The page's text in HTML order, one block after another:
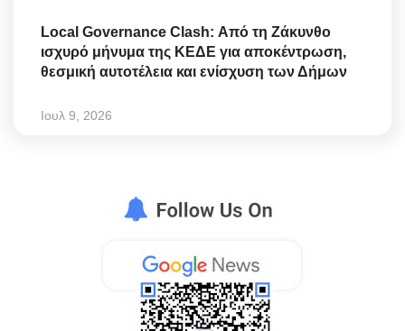
Local Governance Clash: Από τη Ζάκυνθο
ισχυρό μήνυμα της ΚΕΔΕ για αποκέντρωση,
θεσμική αυτοτέλεια και ενίσχυση των Δήμων
Ιουλ 9, 2026